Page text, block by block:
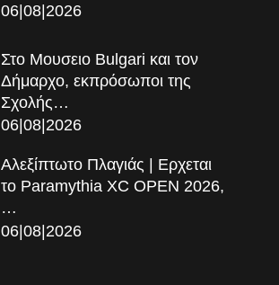
06|08|2026
Στο Μουσειο Bulgari και τον
Δήμαρχο, εκπρόσωποι της
Σχολής…
06|08|2026
Αλεξίπτωτο Πλαγιάς | Ερχεται
το Paramythia XC OPEN 2026,
…
06|08|2026